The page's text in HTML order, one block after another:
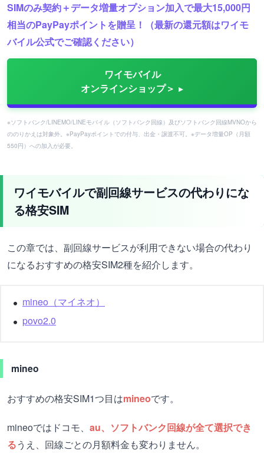
SIMのみ契約＋データ増量オプション加入で最大15,000円
相当のPayPayポイントを贈呈！（最新の還元額はワイモ
バイル公式でご確認ください）
ワイモバイル
オンラインショップ＞
※ソフトバンク/LINEMO/LINEモバイル（ソフトバンク回線）及びソフトバンク回線MVNOから
ののりかえは対象外。※PayPayポイントでの付与、出金・譲渡不可。※データ増量OP（月額
550円）への加入が必要。
ワイモバイルで副回線サービスの代わりにな
る格安SIM
この章では、副回線サービスが利用できない場合の代わり
になるおすすめの格安SIM2種を紹介します。
mineo（マイネオ）
povo2.0
mineo
おすすめの格安SIM1つ目はmineoです。
mineoではドコモ、 au、ソフトバンク回線が全て選択でき
るうえ、回線ごとの月額料金も変わりません。